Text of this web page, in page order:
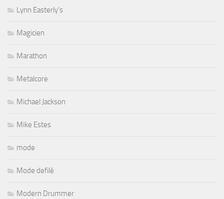
Lynn Easterly's
Magicien
Marathon
Metalcore
Michael Jackson
Mike Estes
mode
Mode defilé
Modern Drummer